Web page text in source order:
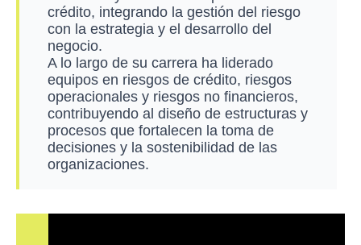
crédito, integrando la gestión del riesgo
con la estrategia y el desarrollo del
negocio.
A lo largo de su carrera ha liderado
equipos en riesgos de crédito, riesgos
operacionales y riesgos no financieros,
contribuyendo al diseño de estructuras y
procesos que fortalecen la toma de
decisiones y la sostenibilidad de las
organizaciones.